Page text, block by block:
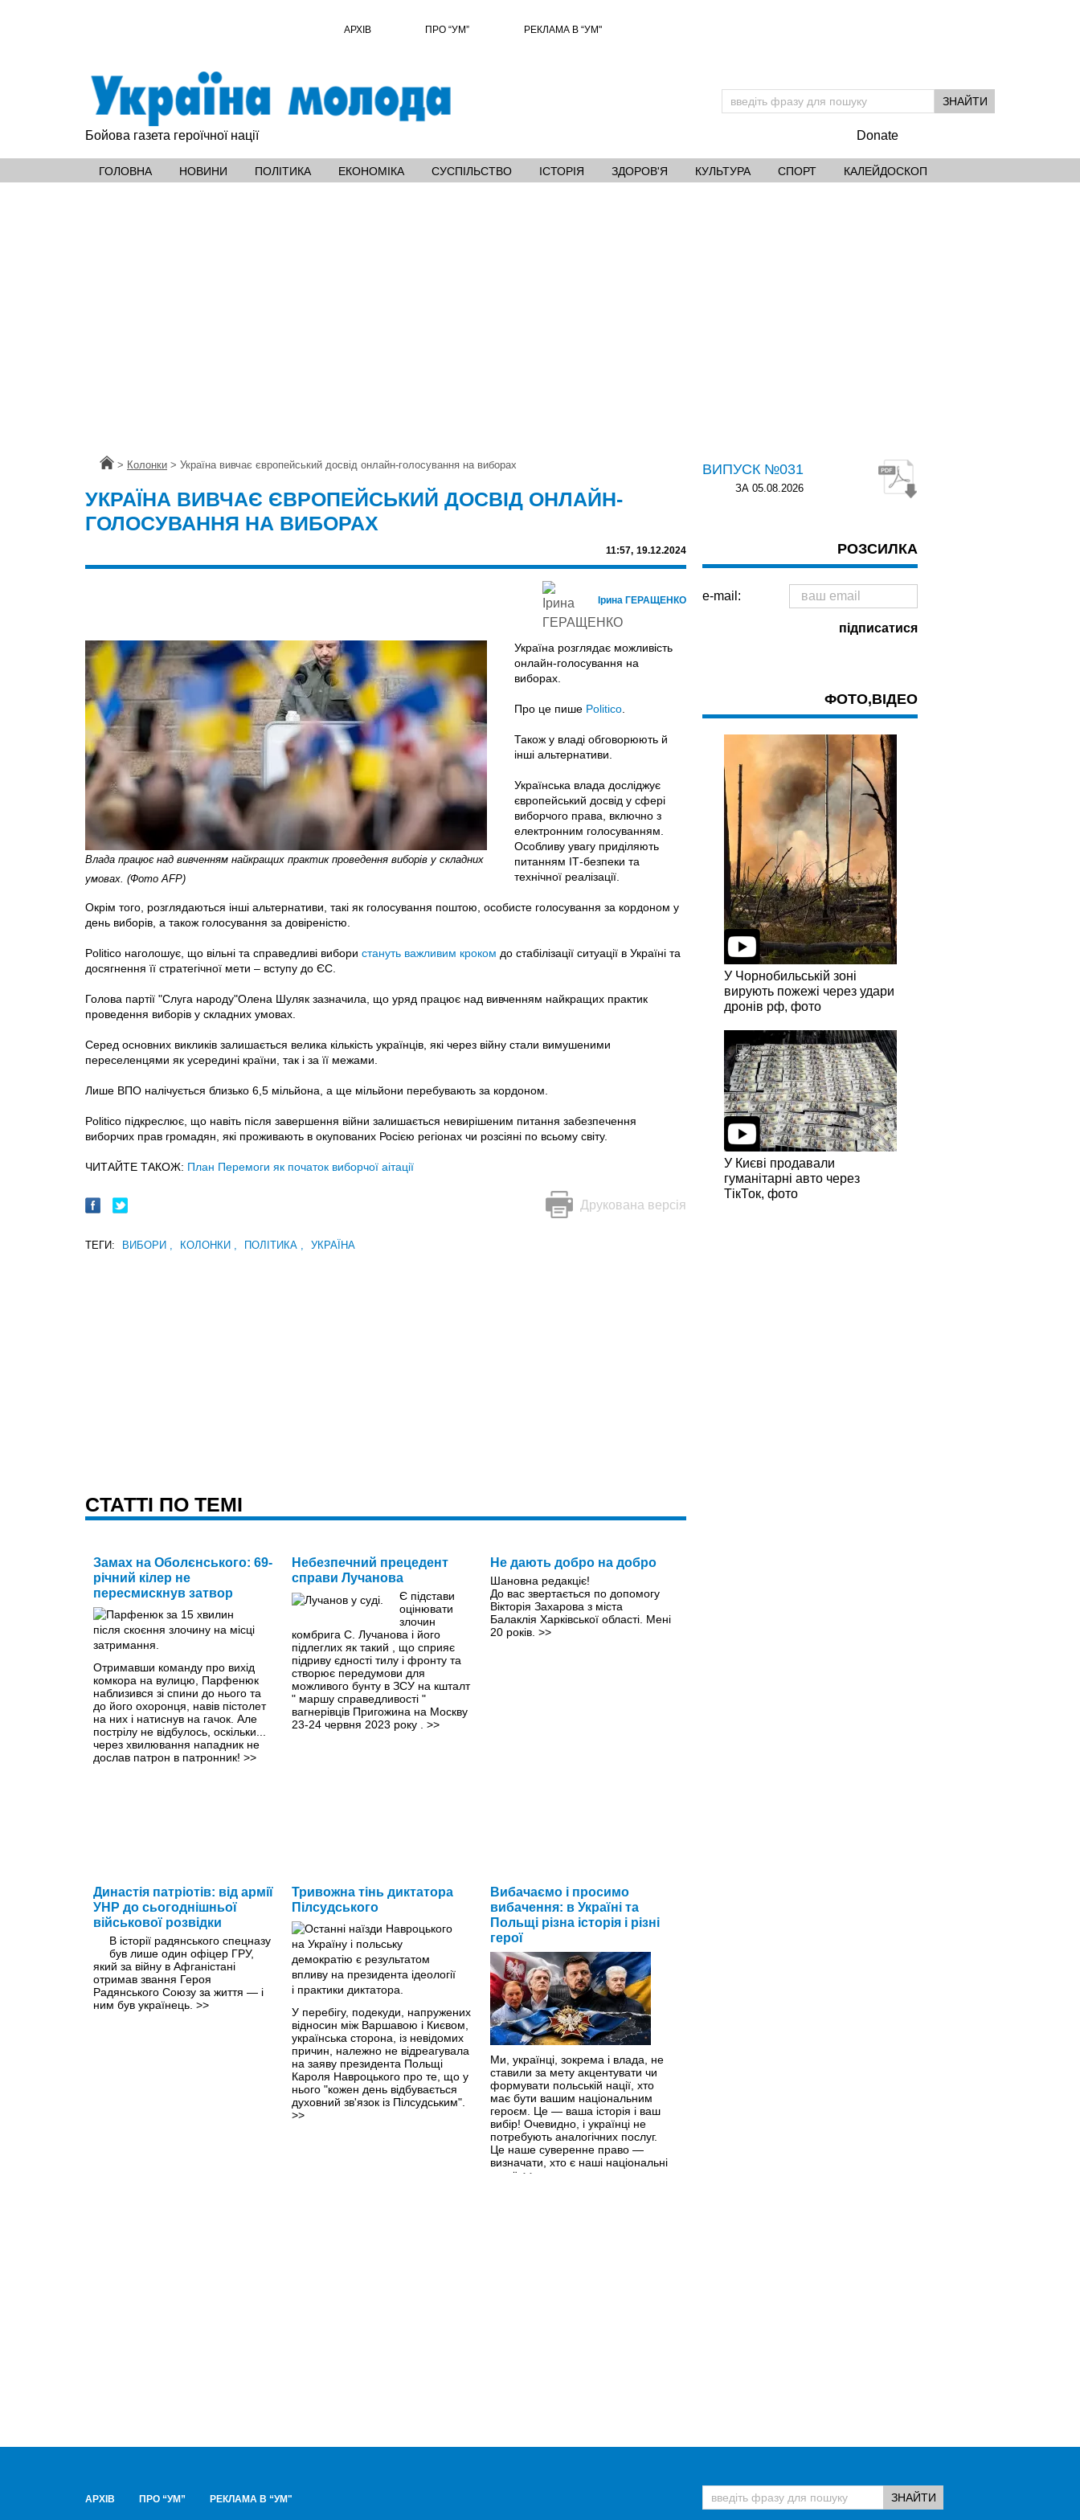
АРХІВ ПРО “УМ” РЕКЛАМА В “УМ"
Бойова газета героїчної нації Donate
ГОЛОВНА НОВИНИ ПОЛІТИКА ЕКОНОМІКА СУСПІЛЬСТВО ІСТОРІЯ ЗДОРОВ'Я КУЛЬТУРА СПОРТ КАЛЕЙДОСКОП
Головна
> Колонки > Україна вивчає європейський досвід онлайн-голосування на виборах
УКРАЇНА ВИВЧАЄ ЄВРОПЕЙСЬКИЙ ДОСВІД ОНЛАЙН-
ГОЛОСУВАННЯ НА ВИБОРАХ
11:57, 19.12.2024
Ірина ГЕРАЩЕНКО
Влада працює над вивченням найкращих практик проведення виборів у складних
умовах. (Фото AFP)
Україна розглядає можливість
онлайн-голосування на
виборах.
Про це пише Politico.
Також у владі обговорюють й
інші альтернативи.
Українська влада досліджує
європейський досвід у сфері
виборчого права, включно з
електронним голосуванням.
Особливу увагу приділяють
питанням ІТ-безпеки та
технічної реалізації.
Окрім того, розглядаються інші альтернативи, такі як голосування поштою, особисте голосування за кордоном у
день виборів, а також голосування за довіреністю.
Politico наголошує, що вільні та справедливі вибори стануть важливим кроком до стабілізації ситуації в Україні та
досягнення її стратегічної мети ‒ вступу до ЄС.
Голова партії "Слуга народу"Олена Шуляк зазначила, що уряд працює над вивченням найкращих практик
проведення виборів у складних умовах.
Серед основних викликів залишається велика кількість українців, які через війну стали вимушеними
переселенцями як усередині країни, так і за її межами.
Лише ВПО налічується близько 6,5 мільйона, а ще мільйони перебувають за кордоном.
Politico підкреслює, що навіть після завершення війни залишається невирішеним питання забезпечення
виборчих прав громадян, які проживають в окупованих Росією регіонах чи розсіяні по всьому світу.
ЧИТАЙТЕ ТАКОЖ: План Перемоги як початок виборчої аітації
Друкована версія
ТЕГИ: ВИБОРИ КОЛОНКИ ПОЛІТИКА УКРАЇНА
CТАТТІ ПО ТЕМІ
Замах на Оболєнського: 69-
річний кілер не
пересмискнув затвор
Отримавши команду про вихід
комкора на вулицю, Парфенюк
наблизився зі спини до нього та
до його охоронця, навів пістолет
на них і натиснув на гачок. Але
пострілу не відбулось, оскільки...
через хвилювання нападник не
дослав патрон в патронник! >>
Небезпечний прецедент
справи Лучанова
Є підстави
оцінювати
злочин
комбрига С. Лучанова і його
підлеглих як такий , що сприяє
підриву єдності тилу і фронту та
створює передумови для
можливого бунту в ЗСУ на кшталт
" маршу справедливості "
вагнерівців Пригожина на Москву
23-24 червня 2023 року . >>
Не дають добро на добро
Шановна редакціє!
До вас звертається по допомогу
Вікторія Захарова з міста
Балаклія Харківської області. Мені
20 років. >>
Династія патріотів: від армії
УНР до сьогоднішньої
військової розвідки
В історії радянського спецназу
був лише один офіцер ГРУ,
який за війну в Афганістані
отримав звання Героя
Радянського Союзу за життя — і
ним був українець. >>
Тривожна тінь диктатора
Пілсудського
У перебігу, подекуди, напружених
відносин між Варшавою і Києвом,
українська сторона, із невідомих
причин, належно не відреагувала
на заяву президента Польщі
Кароля Навроцького про те, що у
нього "кожен день відбувається
духовний зв'язок із Пілсудським".
>>
Вибачаємо і просимо
вибачення: в Україні та
Польщі різна історія і різні
герої
Ми, українці, зокрема і влада, не
ставили за мету акцентувати чи
формувати польській нації, хто
має бути вашим національним
героєм. Це — ваша історія і ваш
вибір! ​Очевидно, і українці не
потребують аналогічних послуг.
Це наше суверенне право —
визначати, хто є наші національні
герої. >>
ВИПУСК №031
ЗА 05.08.2026
РОЗСИЛКА
e-mail:
ФОТО,ВІДЕО
У Чорнобильській зоні
вирують пожежі через удари
дронів рф, фото
У Києві продавали
гуманітарні авто через
ТікТок, фото
АРХІВ ПРО “УМ” РЕКЛАМА В “УМ"